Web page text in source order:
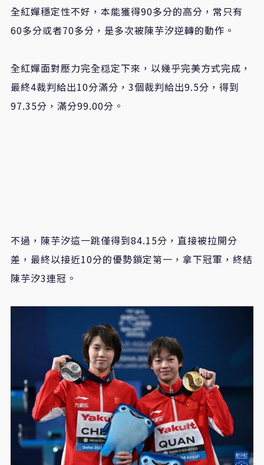
全紅嬋穩定性不好，本能獲得90多分的高分，常只有
60多分或者70多分，是多次被陳芋汐逆轉的動作。
全紅嬋面對壓力完全穏定下來，以幾乎完美方式完成，
最終4裁判給出10分滿分，3個裁判給出9.5分，得到
97.35分，滿分99.00分。
不過，陳芋汐這一跳僅得到84.15分，直接被拉開分
差，最終以接近10分的優勢鎖定第一，拿下冠軍，終結
陳芋汐3連冠。